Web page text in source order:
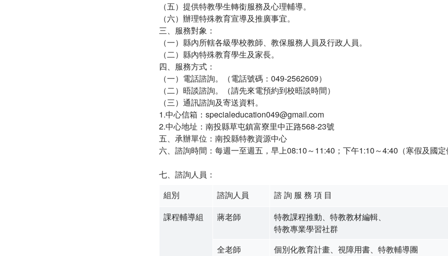
（五）提供特教學生轉銜服務及心理輔導。
（六）辦理特殊教育宣導及推廣事宜。
三、服務對象：
（一）縣內所轄各級學校教師、教保服務人員及行政人員。
（二）縣內特殊教育學生及家長。
四、服務方式：
（一）電話諮詢。（電話號碼：049-2562609）
（二）晤談諮詢。（請先來電預約到校晤談時間）
（三）通訊諮詢及寄送資料。
1.中心信箱：specialeducation049@gmail.com
2.中心地址：南投縣草屯鎮富寮里中正路568-23號
五、承辦單位：南投縣特教資源中心
六、諮詢時間：每週一至週五，早上08:10～11:40；下午1:10～4:40（寒假及國定
七、諮詢人員：
組別
諮詢人員
諮 詢 服 務 項 目
課程輔導組
蔣老師
特教課程推動、特教教材編輯、
特教專業學習社群
全老師
個別化教育計畫、視障用書、特教輔導團